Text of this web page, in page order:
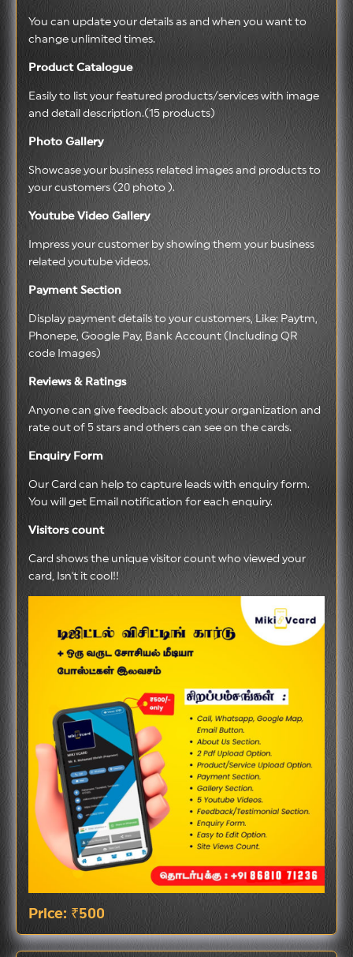
You can update your details as and when you want to
change unlimited times.
Product Catalogue
Easily to list your featured products/services with image
and detail description.(15 products)
Photo Gallery
Showcase your business related images and products to
your customers (20 photo ).
Youtube Video Gallery
Impress your customer by showing them your business
related youtube videos.
Payment Section
Display payment details to your customers, Like: Paytm,
Phonepe, Google Pay, Bank Account (Including QR
code Images)
Reviews & Ratings
Anyone can give feedback about your organization and
rate out of 5 stars and others can see on the cards.
Enquiry Form
Our Card can help to capture leads with enquiry form.
You will get Email notification for each enquiry.
Visitors count
Card shows the unique visitor count who viewed your
card, Isn't it cool!!
Price: ₹500